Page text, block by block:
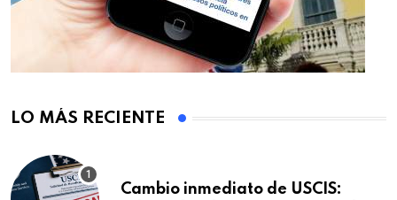
LO MÁS RECIENTE
Cambio inmediato de USCIS: